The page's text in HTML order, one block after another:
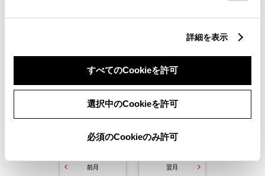
詳細を表示
すべてのCookieを許可
選択中のCookieを許可
必須のCookieのみ許可
一斉休業
前月 翌月